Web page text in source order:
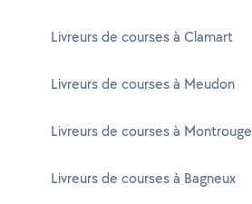
Livreurs de courses à Clamart
Livreurs de courses à Meudon
Livreurs de courses à Montrouge
Livreurs de courses à Bagneux